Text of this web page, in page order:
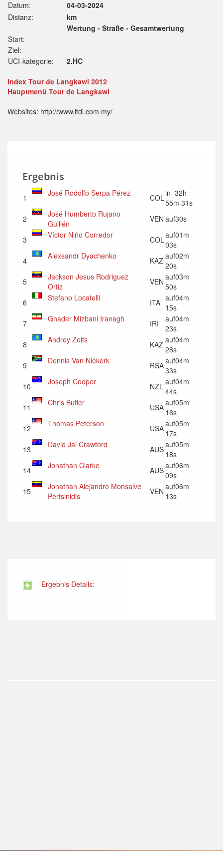
Datum:
04-03-2024
Distanz:
km
Wertung - Straße - Gesamtwertung
Start:
Ziel:
UCI-kategorie:
2.HC
Index Tour de Langkawi 2012
Hauptmenü Tour de Langkawi
Websites: http://www.ltdl.com.my/
Ergebnis
1 José Rodolfo Serpa Pérez COLin 32h
55m 31s
2
José Humberto Rujano
Guillén
VEN auf30s
3 Víctor Niño Corredor COLauf01m
03s
4
Alexsandr Dyachenko KAZ auf02m
20s
5
Jackson Jesus Rodriguez
Ortiz
VEN auf03m
50s
6
Stefano Locatelli ITA auf04m
15s
7
Ghader Mizbani Iranagh IRI
auf04m
23s
8
Andrey Zeits KAZ auf04m
28s
9
Dennis Van Niekerk RSAauf04m
33s
10
Joseph Cooper NZL auf04m
44s
11
Chris Butler USAauf05m
16s
12
Thomas Peterson USAauf05m
17s
13
David Jai Crawford AUSauf05m
18s
14
Jonathan Clarke AUSauf06m
09s
15
Jonathan Alejandro Monsalve
Pertsinidis
VEN auf06m
13s
Ergebnis Details: